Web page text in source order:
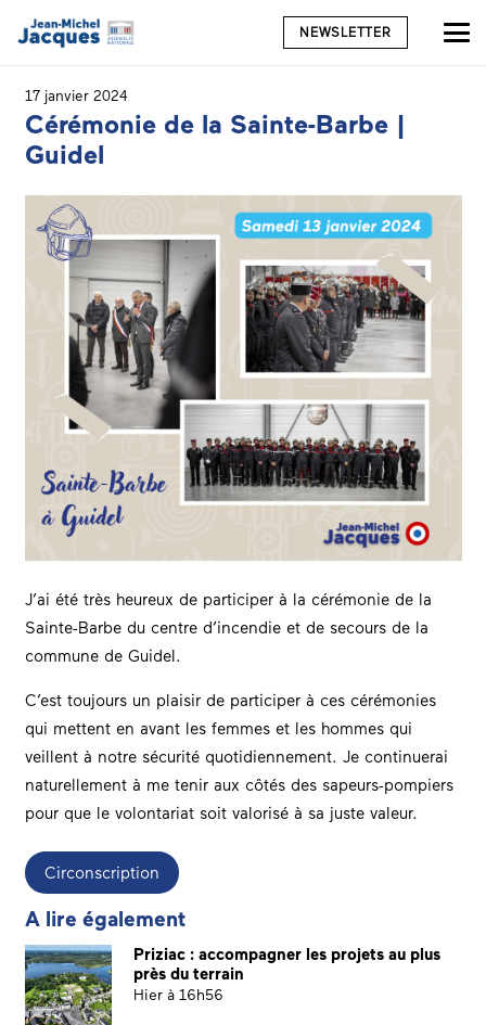
NEWSLETTER
17 janvier 2024
Cérémonie de la Sainte-Barbe |
Guidel
J’ai été très heureux de participer à la cérémonie de la
Sainte-Barbe du centre d’incendie et de secours de la
commune de Guidel.
C’est toujours un plaisir de participer à ces cérémonies
qui mettent en avant les femmes et les hommes qui
veillent à notre sécurité quotidiennement. Je continuerai
naturellement à me tenir aux côtés des sapeurs-pompiers
pour que le volontariat soit valorisé à sa juste valeur.
Circonscription
A lire également
Priziac : accompagner les projets au plus
près du terrain
Hier à 16h56